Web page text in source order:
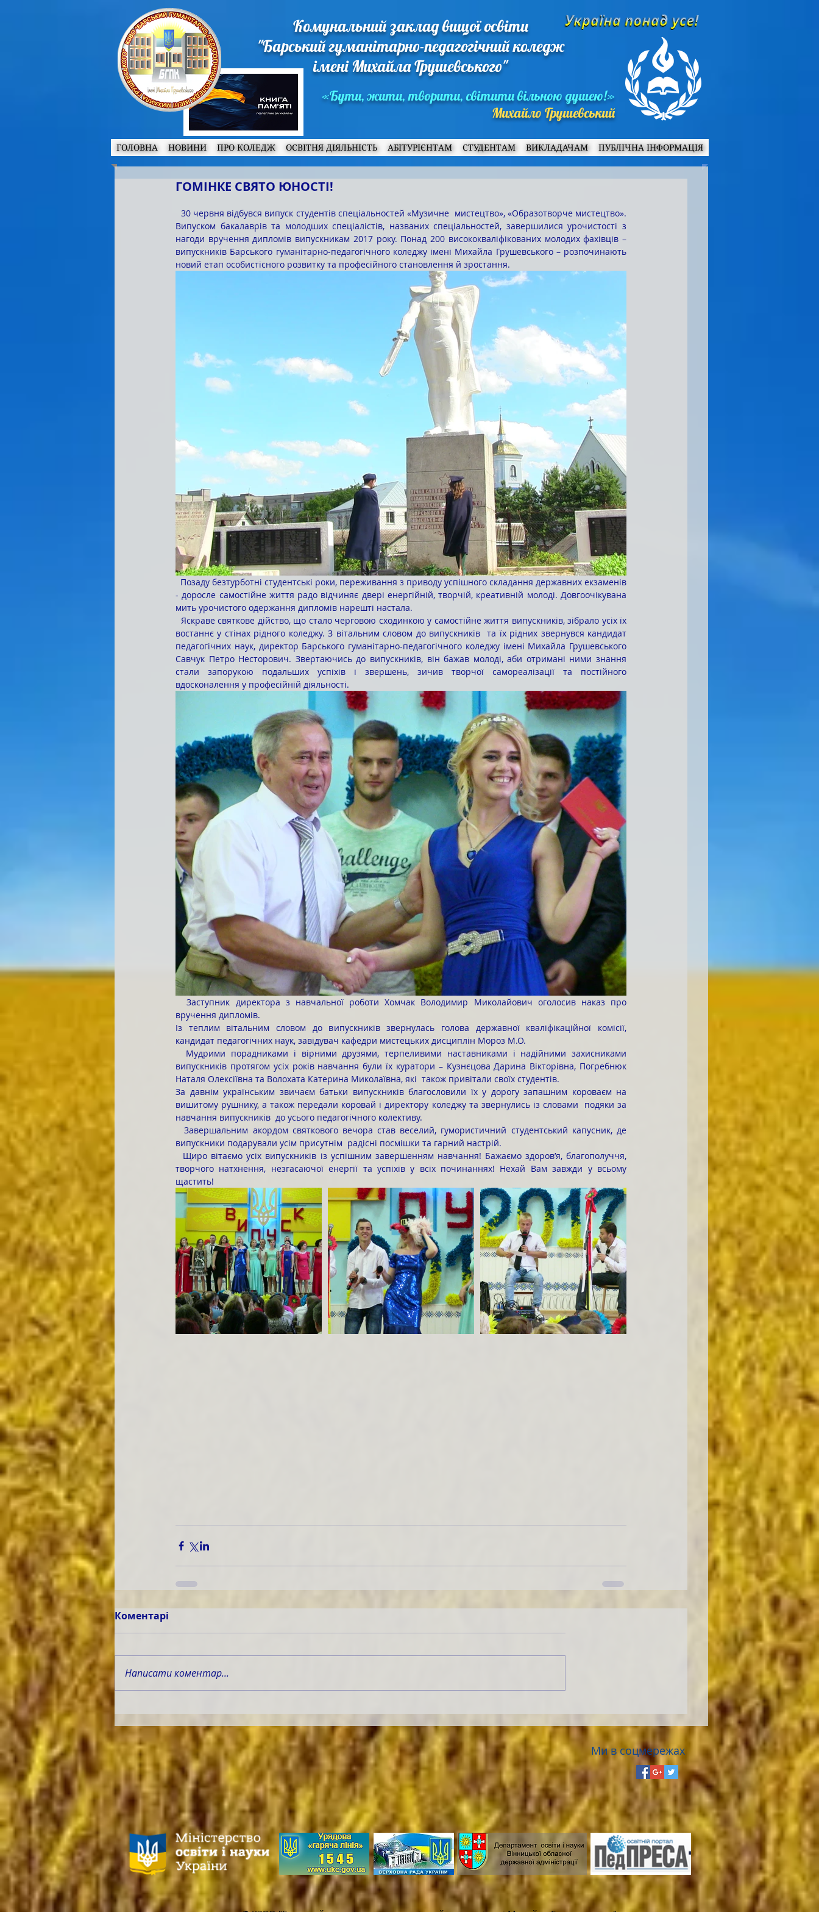
Комунальний заклад вищої освіти
"Барський гуманітарно-педагогічний коледж
імені Михайла Грушевського"
«Бути, жити, творити, світити вільною душею!»
Михайло Грушевський
ГОЛОВНА НОВИНИ ПРО КОЛЕДЖ ОСВІТНЯ ДІЯЛЬНІСТЬ АБІТУРІЄНТАМ СТУДЕНТАМ ВИКЛАДАЧАМ ПУБЛІЧНА ІНФОРМАЦІЯ
ГОМІНКЕ СВЯТО ЮНОСТІ!
Випуском бакалаврів та молодших спеціалістів, названих спеціальностей, завершилися урочистості з
нагоди вручення дипломів випускникам 2017 року. Понад 200 висококваліфікованих молодих фахівців –
випускників Барського гуманітарно-педагогічного коледжу імені Михайла Грушевського – розпочинають
новий етап особистісного розвитку та професійного становлення й зростання.
- доросле самостійне життя радо відчиняє двері енергійній, творчій, креативній молоді. Довгоочікувана
мить урочистого одержання дипломів нарешті настала.
востаннє у стінах рідного коледжу. З вітальним словом до випускників  та їх рідних звернувся кандидат
педагогічних наук, директор Барського гуманітарно-педагогічного коледжу імені Михайла Грушевського
Савчук Петро Несторович. Звертаючись до випускників, він бажав молоді, аби отримані ними знання
стали запорукою подальших успіхів і звершень, зичив творчої самореалізації та постійного
вдосконалення у професійній діяльності.
  Заступник директора з навчальної роботи Хомчак Володимир Миколайович оголосив наказ про
вручення дипломів.
Із теплим вітальним словом до випускників звернулась голова державної кваліфікаційної комісії,
кандидат педагогічних наук, завідувач кафедри мистецьких дисциплін Мороз М.О.
випускників протягом усіх років навчання були їх куратори – Кузнєцова Дарина Вікторівна, Погребнюк
Наталя Олексіївна та Волохата Катерина Миколаївна, які  також привітали своїх студентів.
За давнім українським звичаєм батьки випускників благословили їх у дорогу запашним короваєм на
вишитому рушнику, а також передали коровай і директору коледжу та звернулись із словами  подяки за
навчання випускників  до усього педагогічного колективу.
  Завершальним акордом святкового вечора став веселий, гумористичний студентський капусник, де
випускники подарували усім присутнім  радісні посмішки та гарний настрій.
творчого натхнення, незгасаючої енергії та успіхів у всіх починаннях! Нехай Вам завжди у всьому
щастить!
Коментарі
Написати коментар...
Ми в соцмережах